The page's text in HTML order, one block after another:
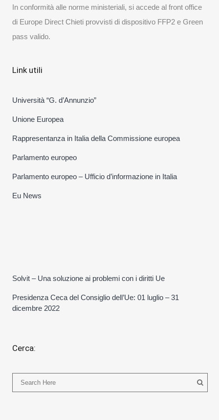
In conformità alle norme ministeriali, si accede al front office
di Europe Direct Chieti provvisti di dispositivo FFP2 e Green
pass valido.
Link utili
Università “G. d’Annunzio”
Unione Europea
Rappresentanza in Italia della Commissione europea
Parlamento europeo
Parlamento europeo – Ufficio d’informazione in Italia
Eu News
Solvit – Una soluzione ai problemi con i diritti Ue
Presidenza Ceca del Consiglio dell’Ue: 01 luglio – 31
dicembre 2022
Cerca: